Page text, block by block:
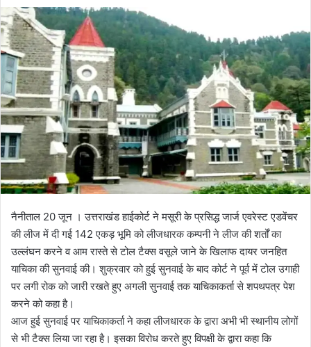
a
n
e
m
a
i
l
नैनीताल 20 जून । उत्तराखंड हाईकोर्ट ने मसूरी के प्रसिद्ध जार्ज एवरेस्ट एडवेंचर
की लीज में दी गई 142 एकड़ भूमि को लीजधारक कम्पनी ने लीज की शर्तों का
उल्लंघन करने व आम रास्ते से टोल टैक्स वसूले जाने के खिलाफ दायर जनहित
याचिका की सुनवाई की। शुक्रवार को हुई सुनवाई के बाद कोर्ट ने पूर्व में टोल उगाही
पर लगी रोक को जारी रखते हुए अगली सुनवाई तक याचिकाकर्ता से शपथपत्र पेश
करने को कहा है।
आज हुई सुनवाई पर याचिकाकर्ता ने कहा लीजधारक के द्वारा अभी भी स्थानीय लोगों
से भी टैक्स लिया जा रहा है। इसका विरोध करते हुए विपक्षी के द्वारा कहा कि